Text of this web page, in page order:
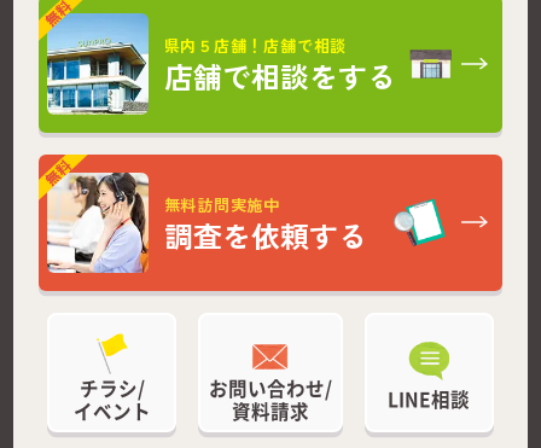
県内５店舗！店舗で相談
店舗で相談をする
無料訪問実施中
調査を依頼する
チラシ/
イベント
お問い合わせ/
資料請求
LINE相談